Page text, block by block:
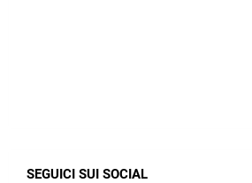
SEGUICI SUI SOCIAL